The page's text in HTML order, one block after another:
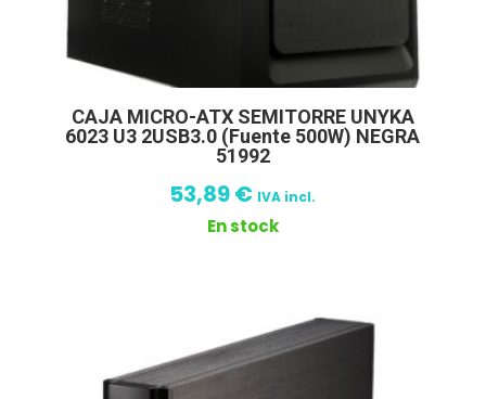
CAJA MICRO-ATX SEMITORRE UNYKA
6023 U3 2USB3.0 (Fuente 500W) NEGRA
51992
53,89€ IVA incl.
En stock